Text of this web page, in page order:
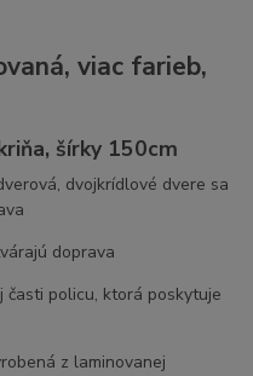
viac farieb,
šírky 150cm
dvojkrídlové dvere sa
doprava
časti policu, ktorá poskytuje
z laminovanej